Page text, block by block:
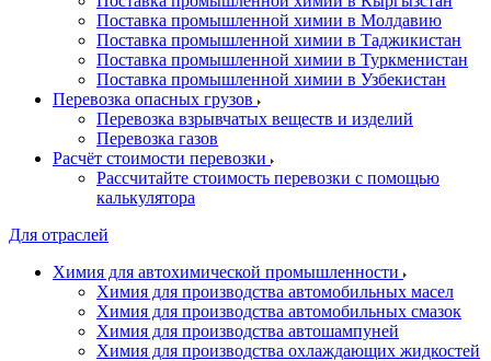
Поставка промышленной химии в Молдавию
Поставка промышленной химии в Таджикистан
Поставка промышленной химии в Туркменистан
Поставка промышленной химии в Узбекистан
Перевозка опасных грузов
Перевозка взрывчатых веществ и изделий
Перевозка газов
Расчёт стоимости перевозки
Рассчитайте стоимость перевозки с помощью
калькулятора
Для отраслей
Химия для автохимической промышленности
Химия для производства автомобильных масел
Химия для производства автомобильных смазок
Химия для производства автошампуней
Химия для производства охлаждающих жидкостей